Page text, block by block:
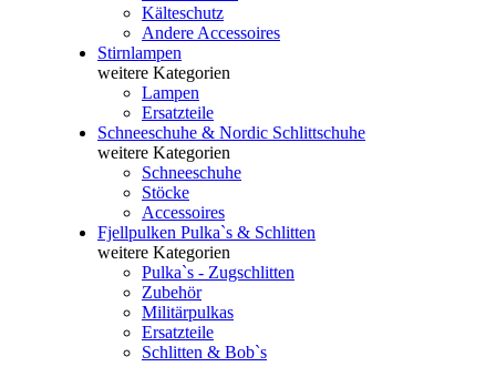
Kälteschutz
Andere Accessoires
Stirnlampen
weitere Kategorien
Lampen
Ersatzteile
Schneeschuhe & Nordic Schlittschuhe
weitere Kategorien
Schneeschuhe
Stöcke
Accessoires
Fjellpulken Pulka`s & Schlitten
weitere Kategorien
Pulka`s - Zugschlitten
Zubehör
Militärpulkas
Ersatzteile
Schlitten & Bob`s